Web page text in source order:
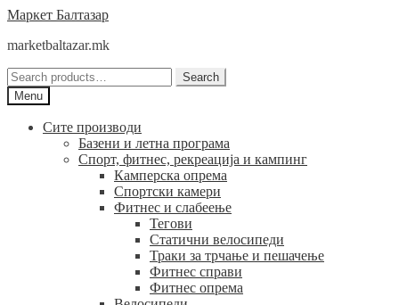
Skip
navigation
Skip
content
Маркет Балтазар
marketbaltazar.mk
Search
for:
Search
Menu
Сите производи
Базени и летна програма
Спорт, фитнес, рекреација и кампинг
Камперска опрема
Спортски камери
Фитнес и слабеење
Тегови
Статични велосипеди
Траки за трчање и пешачење
Фитнес справи
Фитнес опрема